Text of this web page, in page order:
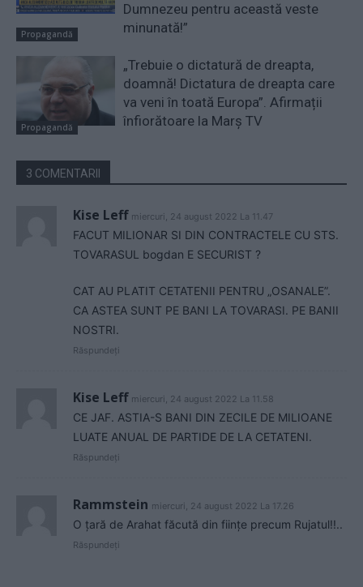
Propagandă
Dumnezeu pentru această veste
minunată!”
Propagandă
„Trebuie o dictatură de dreapta,
doamnă! Dictatura de dreapta care
va veni în toată Europa”. Afirmații
înfiorătoare la Marș TV
3 COMENTARII
Kise Leff miercuri, 24 august 2022 La 11.47
FACUT MILIONAR SI DIN CONTRACTELE CU STS.
TOVARASUL bogdan E SECURIST ?
CAT AU PLATIT CETATENII PENTRU „OSANALE”.
CA ASTEA SUNT PE BANI LA TOVARASI. PE BANII
NOSTRI.
Răspundeți
Kise Leff miercuri, 24 august 2022 La 11.58
CE JAF. ASTIA-S BANI DIN ZECILE DE MILIOANE
LUATE ANUAL DE PARTIDE DE LA CETATENI.
Răspundeți
Rammstein miercuri, 24 august 2022 La 17.26
O țară de Arahat făcută din ființe precum Rujatul!!..
Răspundeți